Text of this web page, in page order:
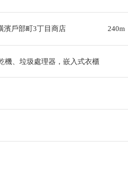
濱戶部町3丁目商店 240m
機、垃圾處理器，嵌入式衣櫃